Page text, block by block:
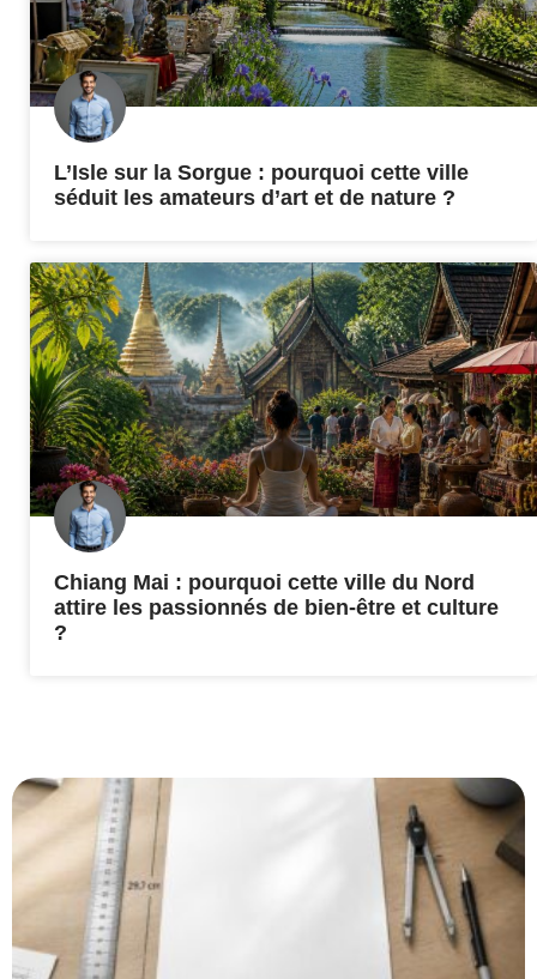
L’Isle sur la Sorgue : pourquoi cette ville
séduit les amateurs d’art et de nature ?
Chiang Mai : pourquoi cette ville du Nord
attire les passionnés de bien-être et culture
?